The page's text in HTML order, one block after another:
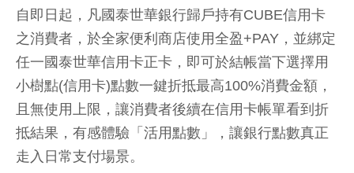
自即日起，凡國泰世華銀行歸戶持有CUBE信用卡
之消費者，於全家便利商店使用全盈+PAY，並綁定
任一國泰世華信用卡正卡，即可於結帳當下選擇用
小樹點(信用卡)點數一鍵折抵最高100%消費金額，
且無使用上限，讓消費者後續在信用卡帳單看到折
抵結果，有感體驗「活用點數」，讓銀行點數真正
走入日常支付場景。